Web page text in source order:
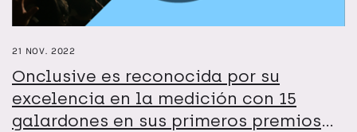
21 NOV. 2022
Onclusive es reconocida por su
excelencia en la medición con 15
galardones en sus primeros premios